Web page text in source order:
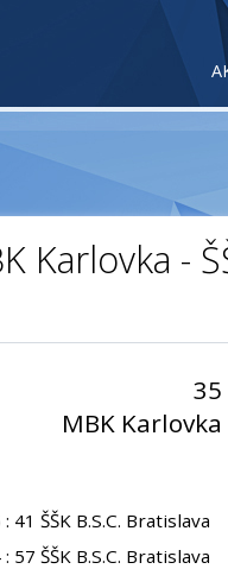
Karlovka -
35
MBK Karlovka
ŠŠK B.S.C. Bratislava
ŠŠK B.S.C. Bratislava